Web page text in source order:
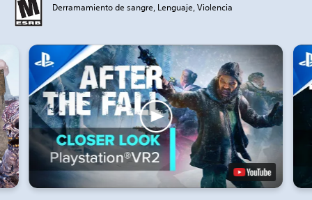
Derramamiento de sangre, Lenguaje, Violencia